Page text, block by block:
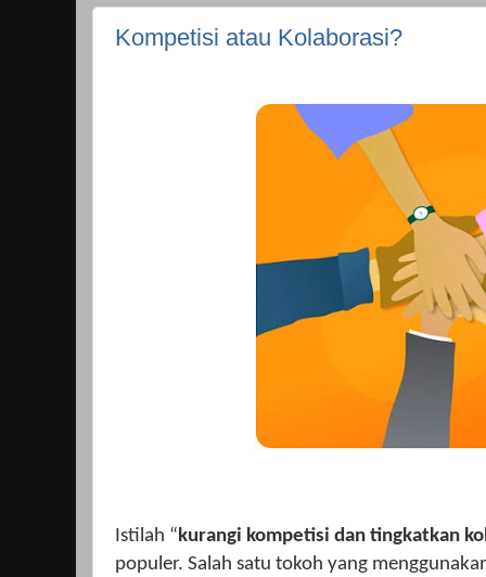
Kompetisi atau Kolaborasi?
Istilah “kurangi kompetisi dan tingkatkan
populer. Salah satu tokoh yang